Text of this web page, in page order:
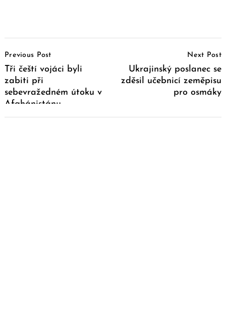
Navigation
Previous Post
Tři čeští vojáci byli
zabiti při
sebevražedném útoku v
Afghánistánu
Next Post
Ukrajinský poslanec se
zděsil učebnicí zeměpisu
pro osmáky